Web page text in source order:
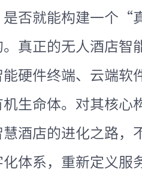
是否就能构建一个“
真正的无人酒店智
硬件终端、云端软
生命体。对其核心
酒店的进化之路，
体系，重新定义服